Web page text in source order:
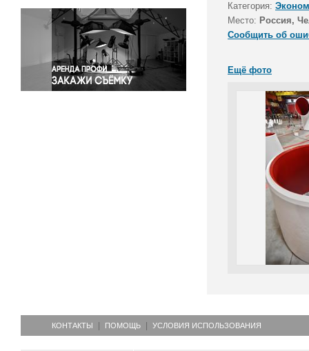
Светская жизнь
Спорт
Экология
Экономика и бизнес
Категория:
Место: Россия,
Сообщить об
Ещё фото
КОНТАКТЫ ПОМОЩЬ УСЛОВИЯ ИСПОЛЬЗОВАНИЯ